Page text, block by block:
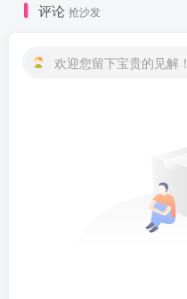
评论 抢沙发
欢迎您留下宝贵的见解！